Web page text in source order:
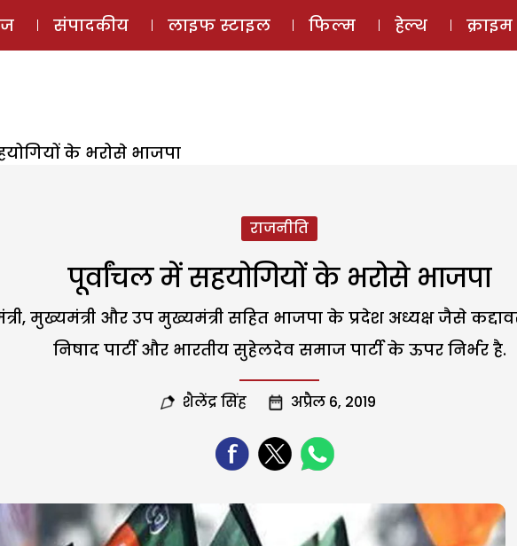
ई-मैगज़ीन ऑडियो स्टोरी
संपादकीय लाइफ स्टाइल फिल्म हेल्थ क्राइम
के भरोसे भाजपा
राजनीति
पूर्वांचल में सहयोगियों के भरोसे भाजपा
मुख्यमंत्री और उप मुख्यमंत्री सहित भाजपा के प्रदेश अध्यक्ष जैसे
निषाद पार्टी और भारतीय सुहेलदेव समाज पार्टी के ऊपर निर्भर है.
शैलेंद्र सिंह अप्रैल 6, 2019